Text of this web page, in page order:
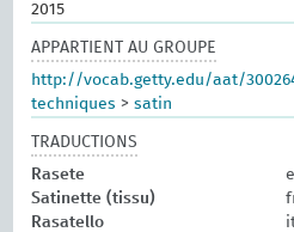
2015
APPARTIENT AU GROUPE
http://vocab.getty.edu/aat/
techniques >satin
TRADUCTIONS
Rasete
Satinette (tissu)
Rasatello